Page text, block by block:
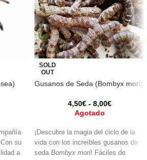
su
a
SOLD
OUT
Gusanos de Seda (Bombyx mori)
4,50€ - 8,00€
Agotado
¡Descubre la magia del ciclo de la
vida con los increíbles gusanos de
seda Bombyx mori! Fáciles de